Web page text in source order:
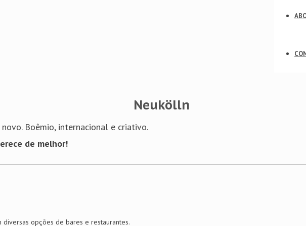
Neukölln
Boêmio, internacional e criativo.
de melhor!
diversas opções de bares e restaurantes.